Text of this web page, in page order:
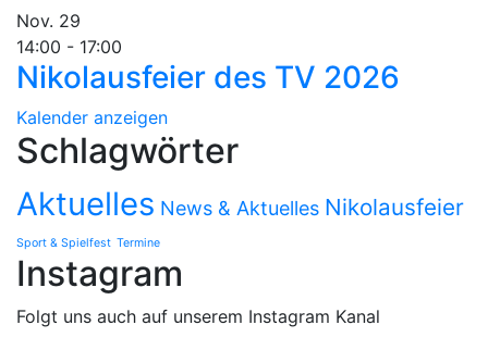
Nov. 29
14:00 - 17:00
Nikolausfeier des TV 2026
Kalender anzeigen
Schlagwörter
Aktuelles News & Aktuelles Nikolausfeier
Sport & Spielfest Termine
Instagram
Folgt uns auch auf unserem Instagram Kanal